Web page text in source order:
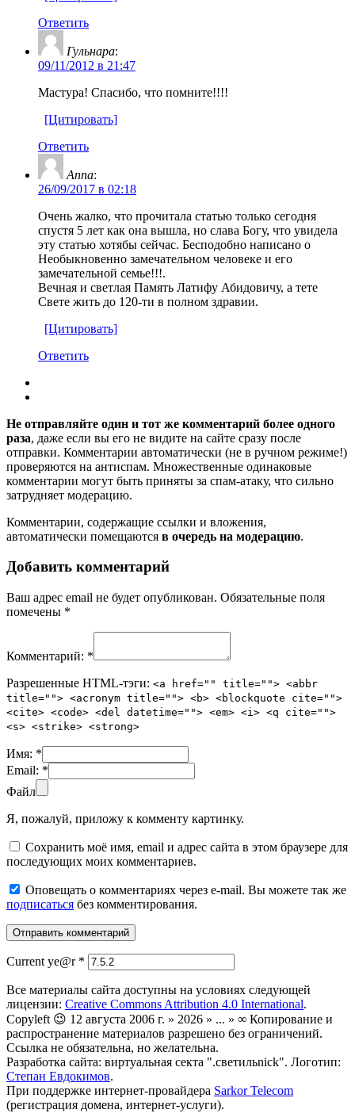
Ответить
Гульнара:
09/11/2012 в 21:47
Мастура! Спасибо, что помните!!!!
[Цитировать]
Ответить
Anna:
26/09/2017 в 02:18
Очень жалко, что прочитала статью только сегодня
спустя 5 лет как она вышла, но слава Богу, что увидела
эту статью хотябы сейчас. Бесподобно написано о
Необыкновенно замечательном человеке и его
замечательной семье!!!.
Вечная и светлая Память Латифу Абидовичу, а тете
Свете жить до 120-ти в полном здравии.
[Цитировать]
Ответить
Не отправляйте один и тот же комментарий более одного
раза, даже если вы его не видите на сайте сразу после
отправки. Комментарии автоматически (не в ручном режиме!)
проверяются на антиспам. Множественные одинаковые
комментарии могут быть приняты за спам-атаку, что сильно
затрудняет модерацию.
Комментарии, содержащие ссылки и вложения,
автоматически помещаются в очередь на модерацию.
Добавить комментарий
Ваш адрес email не будет опубликован. Обязательные поля
помечены *
Комментарий: *
Разрешенные HTML-тэги: <a href="" title=""> <abbr
title=""> <acronym title=""> <b> <blockquote cite="">
<cite> <code> <del datetime=""> <em> <i> <q cite="">
<s> <strike> <strong>
Имя: *
Email: *
Файл
Я, пожалуй, приложу к комменту картинку.
Сохранить моё имя, email и адрес сайта в этом браузере для
последующих моих комментариев.
Оповещать о комментариях через e-mail. Вы можете так же
подписаться без комментирования.
Current ye@r *
Все материалы сайта доступны на условиях следующей
лицензии: Creative Commons Attribution 4.0 International.
Copyleft 😉 12 августа 2006 г. » 2026 » ... » ∞ Копирование и
распространение материалов разрешено без ограничений.
Ссылка не обязательна, но желательна.
Разработка сайта: виртуальная секта ".светильnick". Логотип:
Степан Евдокимов.
При поддержке интернет-провайдера Sarkor Telecom
(регистрация домена, интернет-услуги).